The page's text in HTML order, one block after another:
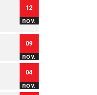
12
nov.
09
nov.
04
nov.